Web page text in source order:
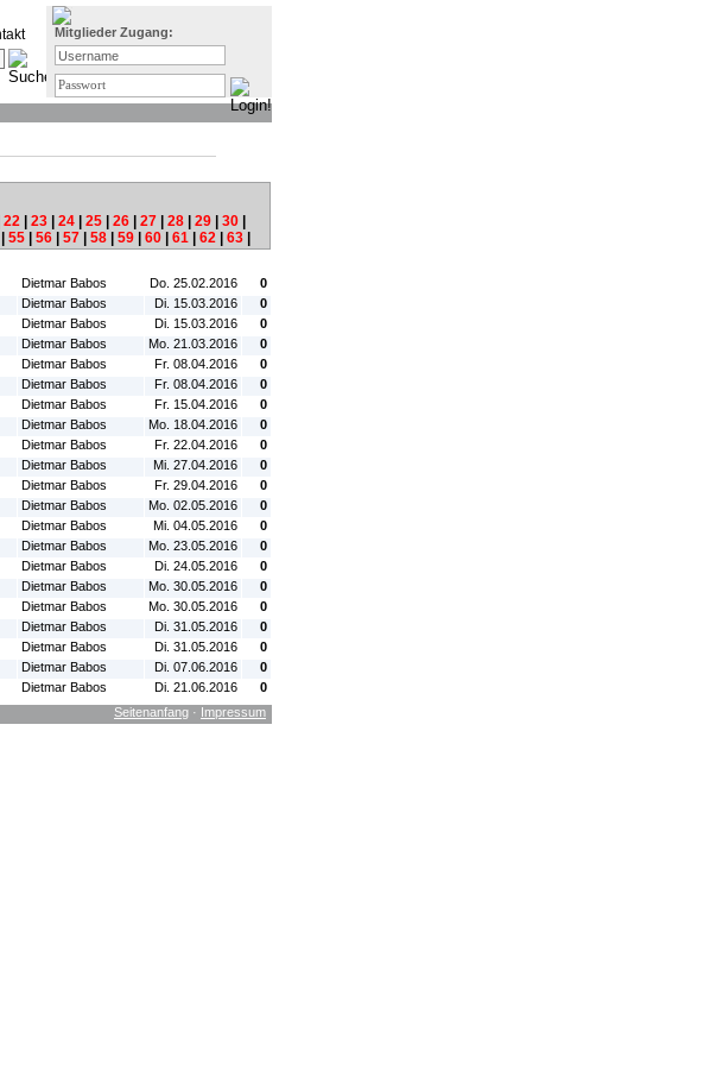
Mitglieder Zugang:
22 23 24 25 26 27 28 29 30
55 56 57 58 59 60 61 62 63
Dietmar Babos Do. 25.02.2016
0
Dietmar Babos Di. 15.03.2016
0
Dietmar Babos Di. 15.03.2016
0
Dietmar Babos Mo. 21.03.2016
0
Dietmar Babos Fr. 08.04.2016
0
Dietmar Babos Fr. 08.04.2016
0
Dietmar Babos Fr. 15.04.2016
0
Dietmar Babos Mo. 18.04.2016
0
Dietmar Babos Fr. 22.04.2016
0
Dietmar Babos Mi. 27.04.2016
0
Dietmar Babos Fr. 29.04.2016
0
Dietmar Babos Mo. 02.05.2016
0
Dietmar Babos Mi. 04.05.2016
0
Dietmar Babos Mo. 23.05.2016
0
Dietmar Babos Di. 24.05.2016
0
Dietmar Babos Mo. 30.05.2016
0
Dietmar Babos Mo. 30.05.2016
0
Dietmar Babos Di. 31.05.2016
0
Dietmar Babos Di. 31.05.2016
0
Dietmar Babos Di. 07.06.2016
0
Dietmar Babos Di. 21.06.2016
0
Seitenanfang · Impressum